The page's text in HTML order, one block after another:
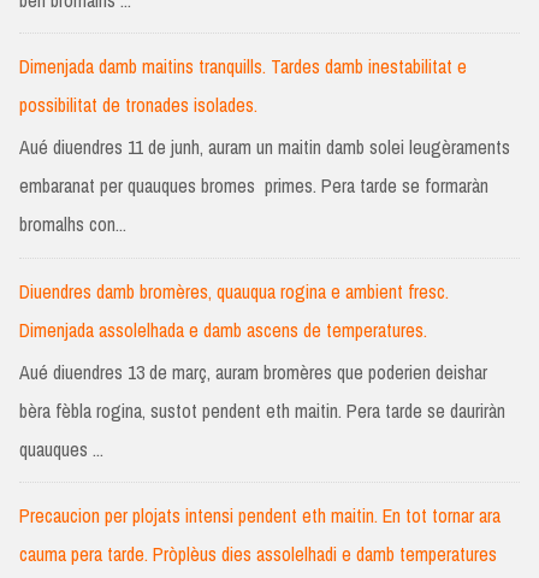
Dimenjada damb maitins tranquills. Tardes damb inestabilitat e
possibilitat de tronades isolades.
Aué diuendres 11 de junh, auram un maitin damb solei leugèraments
embaranat per quauques bromes primes. Pera tarde se formaràn
bromalhs con...
Diuendres damb bromères, quauqua rogina e ambient fresc.
Dimenjada assolelhada e damb ascens de temperatures.
Aué diuendres 13 de març, auram bromères que poderien deishar
bèra fèbla rogina, sustot pendent eth maitin. Pera tarde se dauriràn
quauques ...
Precaucion per plojats intensi pendent eth maitin. En tot tornar ara
cauma pera tarde. Pròplèus dies assolelhadi e damb temperatures